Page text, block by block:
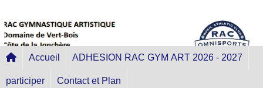
Accueil ADHESION RAC GYM ART 2026 - 2027
participer Contact et Plan